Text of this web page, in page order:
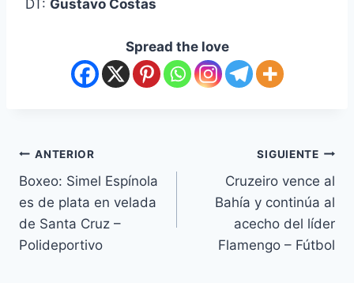
DT: Gustavo Costas
Spread the love
ANTERIOR
Boxeo: Simel Espínola
es de plata en velada
de Santa Cruz –
Polideportivo
SIGUIENTE
Cruzeiro vence al
Bahía y continúa al
acecho del líder
Flamengo – Fútbol